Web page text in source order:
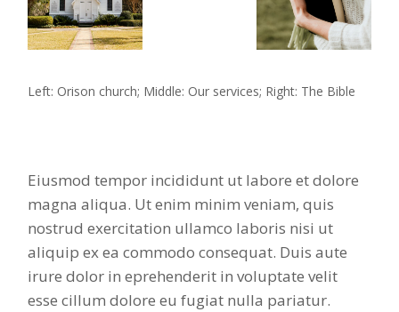
Left: Orison church; Middle: Our services; Right: The Bible
Eiusmod tempor incididunt ut labore et dolore
magna aliqua. Ut enim minim veniam, quis
nostrud exercitation ullamco laboris nisi ut
aliquip ex ea commodo consequat. Duis aute
irure dolor in eprehenderit in voluptate velit
esse cillum dolore eu fugiat nulla pariatur.